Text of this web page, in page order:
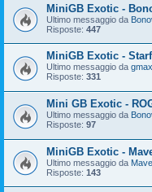
MiniGB Exotic -
Ultimo messaggio da
Risposte: 447
MiniGB Exotic -
Ultimo messaggio da gmax
Risposte: 331
Mini GB Exotic -
Ultimo messaggio da
Risposte: 97
MiniGB Exotic -
Ultimo messaggio da
Risposte: 143